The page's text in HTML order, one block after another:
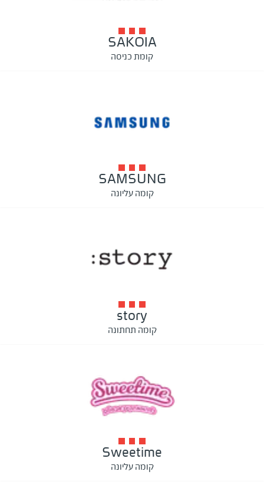
SAKOIA
קומת כניסה
SAMSUNG
קומה עליונה
story
קומה תחתונה
Sweetime
קומה עליונה